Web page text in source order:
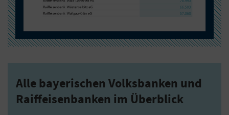
Alle bayerischen Volksbanken und
Raiffeisenbanken im Überblick